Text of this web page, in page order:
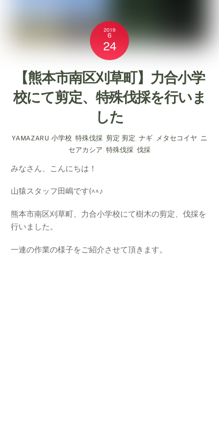
2019
6
24
【熊本市南区刈草町】力合小学
校にて剪定、特殊伐採を行いま
した
YAMAZARU 小学校 特殊伐採, 剪定 剪定 ナギ, メタセコイヤ ニ
セアカシア 特殊伐採 伐採
みなさん、こんにちは！
山猿スタッフ田嶋です(^^♪
熊本市南区刈草町、力合小学校にて樹木の剪定、伐採を
行いました。
一連の作業の様子をご紹介させて頂きます。